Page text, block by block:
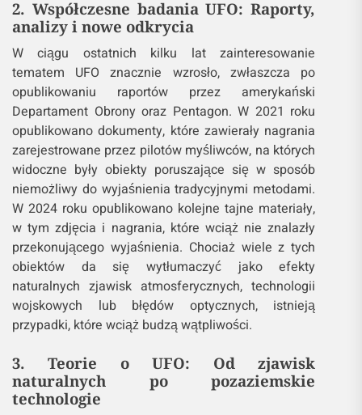
2. Współczesne badania UFO: Raporty,
analizy i nowe odkrycia
W ciągu ostatnich kilku lat zainteresowanie
tematem UFO znacznie wzrosło, zwłaszcza po
opublikowaniu raportów przez amerykański
Departament Obrony oraz Pentagon. W 2021 roku
opublikowano dokumenty, które zawierały nagrania
zarejestrowane przez pilotów myśliwców, na których
widoczne były obiekty poruszające się w sposób
niemożliwy do wyjaśnienia tradycyjnymi metodami.
W 2024 roku opublikowano kolejne tajne materiały,
w tym zdjęcia i nagrania, które wciąż nie znalazły
przekonującego wyjaśnienia. Chociaż wiele z tych
obiektów da się wytłumaczyć jako efekty
naturalnych zjawisk atmosferycznych, technologii
wojskowych lub błędów optycznych, istnieją
przypadki, które wciąż budzą wątpliwości.
3. Teorie o UFO: Od zjawisk
naturalnych po pozaziemskie
technologie